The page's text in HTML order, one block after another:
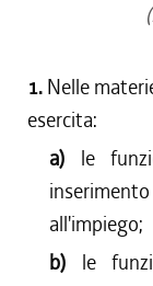
1. Nelle
esercita:
a) le
all'impiego;
b) le